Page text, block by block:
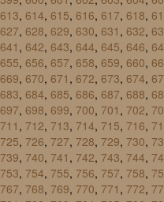
613, 614, 615, 616, 617, 618,
627, 628, 629, 630, 631 , 632,
641 , 642, 643, 644, 645, 646,
655, 656, 657, 658, 659, 660,
669, 670, 671 , 672, 673, 674,
683, 684, 685, 686, 687, 688,
697, 698, 699, 700, 701 , 702,
711 , 712, 713, 714, 715, 716,
725, 726, 727, 728, 729, 730,
739, 740, 741 , 742, 743, 744,
753, 754, 755, 756, 757, 758,
767, 768, 769, 770, 771 , 772,